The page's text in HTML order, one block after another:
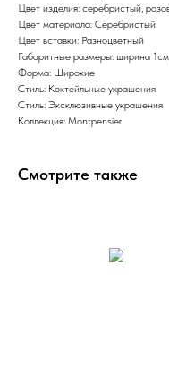
Цвет изделия: серебристый,
Цвет материала: Серебристый
Цвет вставки: Разноцветный
Габаритные размеры: ширина
Форма: Широкие
Стиль: Коктейльные украшения
Стиль: Эксклюзивные украшения
Коллекция: Montpensier
Смотрите также